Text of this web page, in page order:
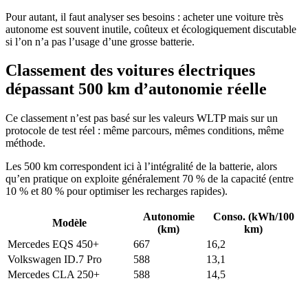
Pour autant, il faut analyser ses besoins : acheter une voiture très
autonome est souvent inutile, coûteux et écologiquement discutable
si l’on n’a pas l’usage d’une grosse batterie.
Classement des voitures électriques
dépassant 500 km d’autonomie réelle
Ce classement n’est pas basé sur les valeurs WLTP mais sur un
protocole de test réel : même parcours, mêmes conditions, même
méthode.
Les 500 km correspondent ici à l’intégralité de la batterie, alors
qu’en pratique on exploite généralement 70 % de la capacité (entre
10 % et 80 % pour optimiser les recharges rapides).
Modèle
Autonomie
(km)
Conso. (kWh/100
km)
Mercedes EQS 450+
667
16,2
Volkswagen ID.7 Pro
588
13,1
Mercedes CLA 250+
588
14,5